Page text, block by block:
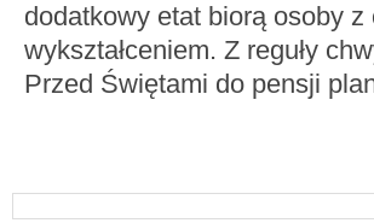
dodatkowy etat biorą osoby
wykształceniem. Z reguły
Przed Świętami do pensji